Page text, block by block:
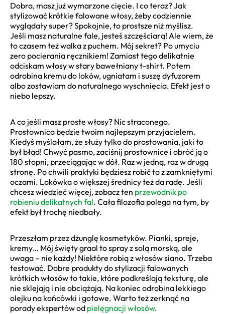
Dobra, masz już wymarzone cięcie. I co teraz? Jak
stylizować krótkie falowane włosy, żeby codziennie
wyglądały super? Spokojnie, to prostsze niż myślisz.
Jeśli masz naturalne fale, jesteś szczęściarą! Ale wiem, że
to czasem też walka z puchem. Mój sekret? Po umyciu
zero pocierania ręcznikiem! Zamiast tego delikatnie
odciskam włosy w stary bawełniany t-shirt. Potem
odrobina kremu do loków, ugniatam i suszę dyfuzorem
albo zostawiam do naturalnego wyschnięcia. Efekt jest o
niebo lepszy.
A co jeśli masz proste włosy? Nic straconego.
Prostownica będzie twoim najlepszym przyjacielem.
Kiedyś myślałam, że służy tylko do prostowania, jaki to
był błąd! Chwyć pasmo, zaciśnij prostownicę i obróć ją o
180 stopni, przeciągając w dół. Raz w jedną, raz w drugą
stronę. Po chwili praktyki będziesz robić to z zamkniętymi
oczami. Lokówka o większej średnicy też da radę. Jeśli
chcesz wiedzieć więcej, zobacz ten przewodnik po
robieniu delikatnych fal. Cała filozofia polega na tym, by
efekt był trochę niedbały.
Przeszłam przez dżunglę kosmetyków. Pianki, spreje,
kremy… Mój święty graal to spray z solą morską, ale
uwaga – nie każdy! Niektóre robią z włosów siano. Trzeba
testować. Dobre produkty do stylizacji falowanych
krótkich włosów to takie, które podkreślają teksturę, ale
nie sklejają i nie obciążają. Na koniec odrobina lekkiego
olejku na końcówki i gotowe. Warto też zerknąć na
porady ekspertów od pielęgnacji włosów.